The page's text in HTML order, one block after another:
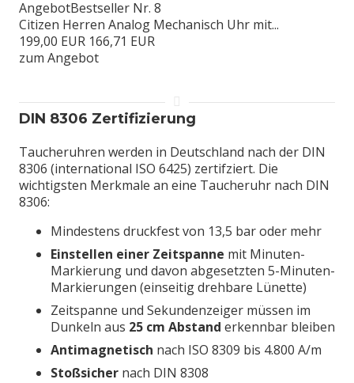
AngebotBestseller Nr. 8
Citizen Herren Analog Mechanisch Uhr mit...
199,00 EUR 166,71 EUR
zum Angebot
DIN 8306 Zertifizierung
Taucheruhren werden in Deutschland nach der DIN
8306 (international ISO 6425) zertifziert. Die
wichtigsten Merkmale an eine Taucheruhr nach DIN
8306:
Mindestens druckfest von 13,5 bar oder mehr
Einstellen einer Zeitspanne mit Minuten-
Markierung und davon abgesetzten 5-Minuten-
Markierungen (einseitig drehbare Lünette)
Zeitspanne und Sekundenzeiger müssen im
Dunkeln aus 25 cm Abstand erkennbar bleiben
Antimagnetisch nach ISO 8309 bis 4.800 A/m
Stoßsicher nach DIN 8308